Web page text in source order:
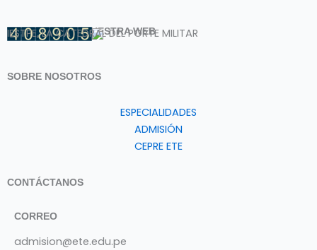
VISITANTES DE NUESTRA WEB
IESTPE, LA CATEDRAL DEL PORTE MILITAR
SOBRE NOSOTROS
ESPECIALIDADES
ADMISIÓN
CEPRE ETE
CONTÁCTANOS
CORREO
admision@ete.edu.pe